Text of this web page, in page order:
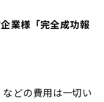
業様「完全成功報
などの費用は一切い